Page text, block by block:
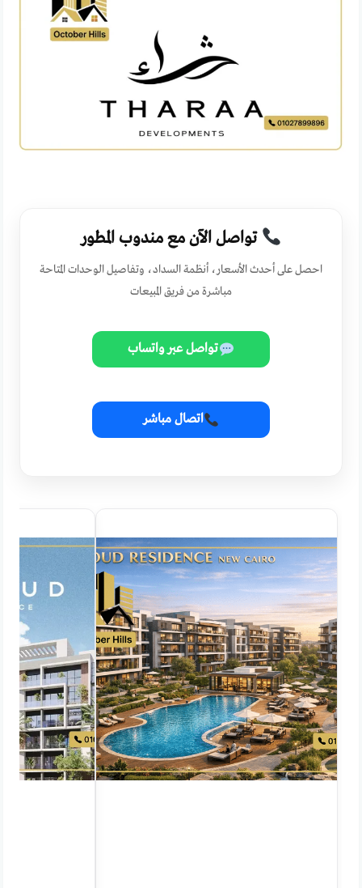
تواصل الآن مع مندوب المطور
احصل على أحدث الأسعار، أنظمة السداد، وتفاصيل الوحدات المتاحة
مباشرة من فريق المبيعات
تواصل عبر واتساب
اتصال مباشر